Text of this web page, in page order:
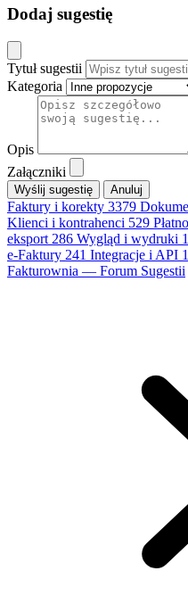
Dodaj sugestię
Tytuł sugestii
Kategoria
Opis
Załączniki
Anuluj
Faktury i korekty 3379
Klienci i kontrahenci 529
eksport 286 Wygląd i wydruki
e-Faktury 241 Integracje i API
Fakturownia — Forum Sugestii